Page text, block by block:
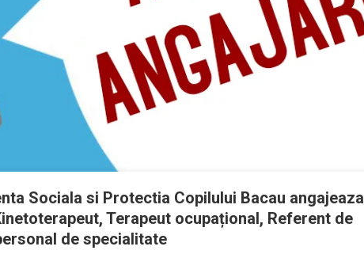
Sociala si Protectia Copilului Bacau angajeaza
Terapeut ocupațional, Referent de
de specialitate